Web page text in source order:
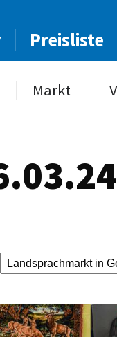
Preisliste
Markt